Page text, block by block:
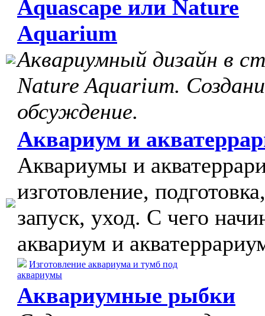
Aquascape или Nature
Aquarium
Аквариумный дизайн в
Nature Aquarium.
обсуждение.
Аквариум и
Аквариумы и
изготовление, подготовка,
запуск, уход. С чего
аквариум и
Изготовление аквариума и тумб под
аквариумы
Аквариумные рыбки